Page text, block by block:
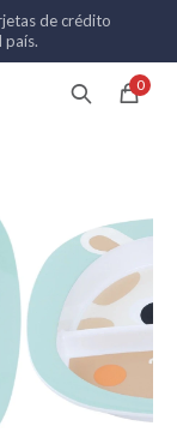
de crédito
país.
0
MI CUENTA